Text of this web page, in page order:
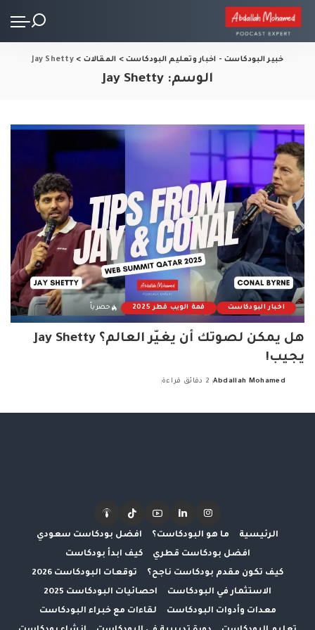
خبير البودكاست - اخبار وتعليم البودكاست> المقالات >
Jay Shetty
الوسم:Jay Shetty
اخبار البودكاست قمة الويب قطر 2025 حصرياً
هل يمكن لصوتك أن يغيّر العالم؟ Jay Shetty
يجيب!
Abdallah Mohamed 2 دقائق قراءة
الرئيسية ما هو البودكاست؟
افضل بودكاست سعودي
افضل بودكاست قطري
كيف ابدأ بودكاست
كيف تكون مقدم بودكاست ناجح؟
توقعات البودكاست 2026
الاستثمار في البودكاست
احصائيات البودكاست 2025
معدات وأدوات البودكاست
لقاءات مع خبراء البودكاست